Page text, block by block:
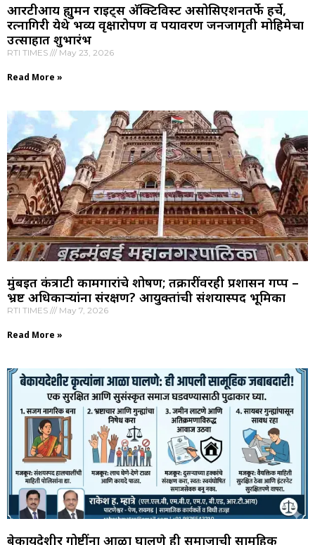
आरटीआय ह्युमन राइट्स अ‍ॅक्टिविस्ट असोसिएशनतर्फे हर्चे,
रत्नागिरी येथे भव्य वृक्षारोपण व पर्यावरण जनजागृती मोहिमेचा
उत्साहात शुभारंभ
RTI TIMES May 23, 2026
Read More »
मुंबईत कंत्राटी कामगारांचे शोषण; तक्रारींवरही प्रशासन गप्प –
भ्रष्ट अधिकाऱ्यांना संरक्षण? आयुक्तांची संशयास्पद भूमिका
RTI TIMES May 7, 2026
Read More »
बेकायदेशीर गोष्टींना आळा घालणे ही समाजाची सामूहिक